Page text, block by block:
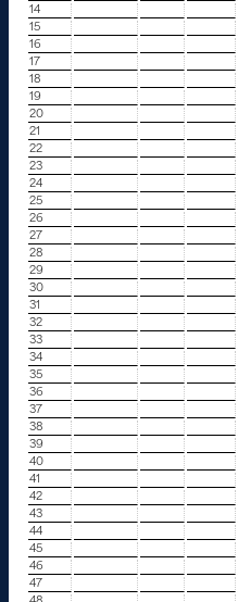
14
15
16
17
18
19
20
21
22
23
24
25
26
27
28
29
30
31
32
33
34
35
36
37
38
39
40
41
42
43
44
45
46
47